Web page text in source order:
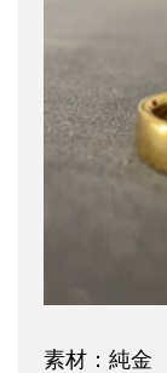
素材：純金